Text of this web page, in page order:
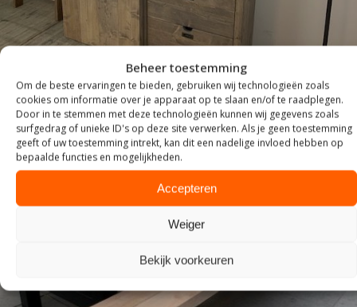
Beheer toestemming
Om de beste ervaringen te bieden, gebruiken wij technologieën zoals
cookies om informatie over je apparaat op te slaan en/of te raadplegen.
Door in te stemmen met deze technologieën kunnen wij gegevens zoals
surfgedrag of unieke ID's op deze site verwerken. Als je geen toestemming
geeft of uw toestemming intrekt, kan dit een nadelige invloed hebben op
bepaalde functies en mogelijkheden.
Accepteren
Weiger
Bekijk voorkeuren
TUIN